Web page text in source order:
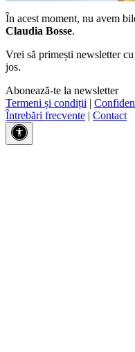
În acest moment, nu avem
Claudia Bosse.
Vrei să primești newsletter
jos.
Abonează-te la newsletter
Termeni și condiții |
Întrebări frecvente | Contact